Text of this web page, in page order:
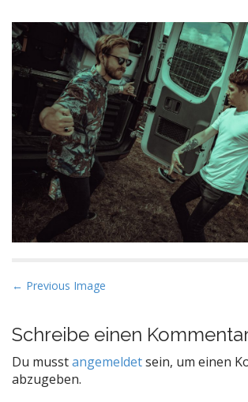
P
s
t
n
a
← Previous Image
Schreibe einen
Du musstangemeldetsein, um einen
abzugeben.